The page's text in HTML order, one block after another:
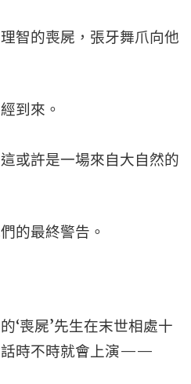
智的喪屍，張牙舞爪向他
到來。
或許是一場來自大自然的
的最終警告。
‘喪屍’先生在末世相處十
話時不時就會上演——